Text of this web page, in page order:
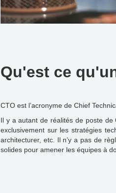
Qu'est ce
CTO est l’acronyme de Chief
Il y a autant de réalités de poste de
exclusivement sur les stratégies
architecturer, etc. Il n’y a pas de
solides pour amener les équipes à